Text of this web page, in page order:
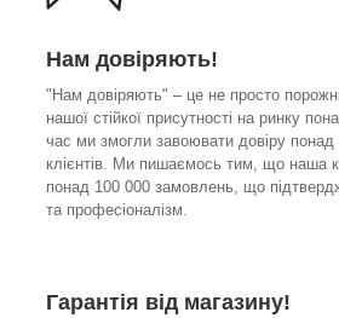
Нам довіряють!
"Нам довіряють" – це не просто
нашої стійкої присутності на ринку
час ми змогли завоювати довіру
клієнтів. Ми пишаємось тим, що наша
понад 100 000 замовлень, що
та професіоналізм.
Гарантія від магазину!